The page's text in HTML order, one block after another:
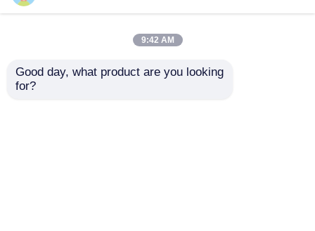
Fernseher mit Klasse
F3 Serie
Serie QLED TV mit 4K
QLED und Smart-
Funktionen
9:42 AM
Good day, what product are you looking
for?